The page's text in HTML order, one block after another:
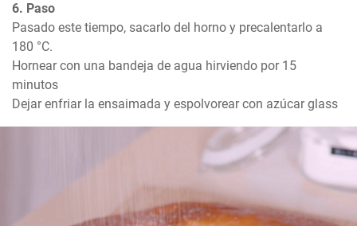
6. Paso
Pasado este tiempo, sacarlo del horno y precalentarlo a
180 °C.
Hornear con una bandeja de agua hirviendo por 15
minutos
Dejar enfriar la ensaimada y espolvorear con azúcar glass